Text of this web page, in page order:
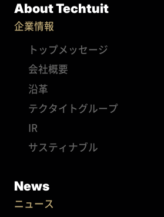
About Techtuit
企業情報
トップメッセージ
会社概要
沿革
テクタイトグループ
IR
サスティナブル
News
ニュース